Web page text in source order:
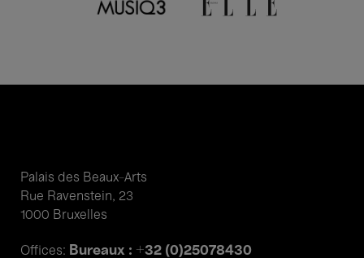
Palais des Beaux-Arts
Rue Ravenstein, 23
1000 Bruxelles
Offices: Bureaux : +32 (0)25078430